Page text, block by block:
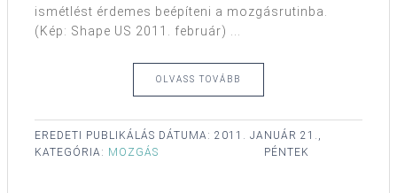
ismétlést érdemes beépíteni a mozgásrutinba.
(Kép: Shape US 2011. február) ...
OLVASS TOVÁBB
EREDETI PUBLIKÁLÁS DÁTUMA: 2011. JANUÁR 21.,
PÉNTEK
KATEGÓRIA: MOZGÁS